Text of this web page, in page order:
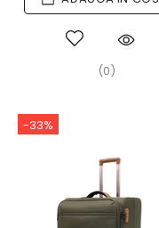
(0)
-33%